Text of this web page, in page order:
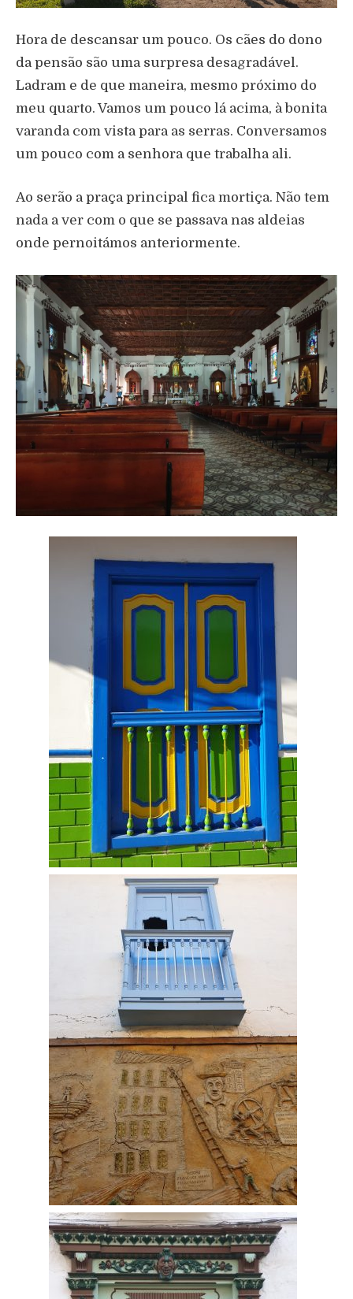
Hora de descansar um pouco. Os cães do dono
da pensão são uma surpresa desagradável.
Ladram e de que maneira, mesmo próximo do
meu quarto. Vamos um pouco lá acima, à bonita
varanda com vista para as serras. Conversamos
um pouco com a senhora que trabalha ali.
Ao serão a praça principal fica mortiça. Não tem
nada a ver com o que se passava nas aldeias
onde pernoitámos anteriormente.